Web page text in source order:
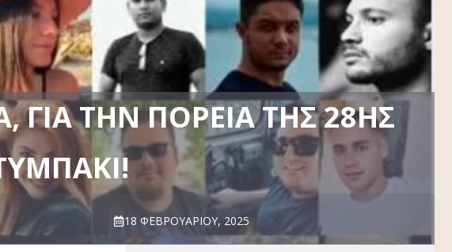
ΤΗΝ ΠΟΡΕΊΑ ΤΗΣ 28ΗΣ
18 ΦΕΒΡΟΥΑΡΊΟΥ, 2025